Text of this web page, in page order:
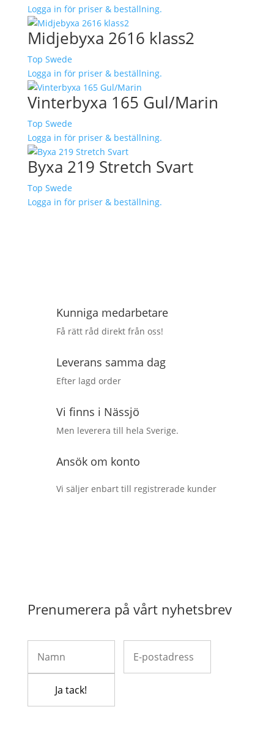
Logga in för priser & beställning.
Midjebyxa 2616 klass2
Top Swede
Logga in för priser & beställning.
Vinterbyxa 165 Gul/Marin
Top Swede
Logga in för priser & beställning.
Byxa 219 Stretch Svart
Top Swede
Logga in för priser & beställning.
Kunniga medarbetare
Få rätt råd direkt från oss!
Leverans samma dag
Efter lagd order
Vi finns i Nässjö
Men leverera till hela Sverige.
Ansök om konto
Vi säljer enbart till registrerade kunder
Prenumerera på vårt nyhetsbrev